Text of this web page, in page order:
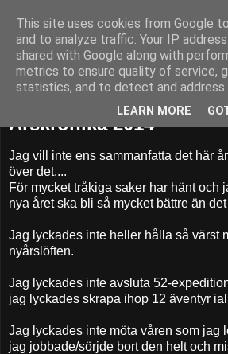
52adventures
Årskrönika 2014
Jag vill inte ens sammanfatta det här
över det....
För mycket tråkiga saker har hänt och
nya året ska bli så mycket bättre än det
Jag lyckades inte heller hålla så värst
nyårslöften.
Jag lyckades inte avsluta 52-
jag lyckades skrapa ihop 12 äventyr
Jag lyckades inte möta våren som jag
jag jobbade/sörjde bort den helt och
This site uses cookies from Google
and to analyze traffic. Your IP
shared with Google along with
metrics to ensure quality of service,
statistics, and to detect and address
LEARN MORE